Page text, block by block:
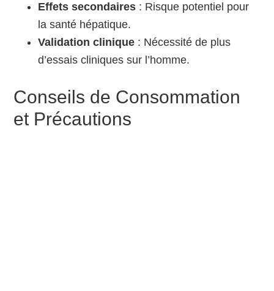
Effets secondaires : Risque potentiel pour
la santé hépatique.
Validation clinique : Nécessité de plus
d’essais cliniques sur l’homme.
Conseils de Consommation
et Précautions